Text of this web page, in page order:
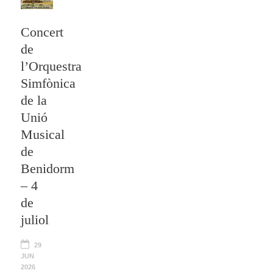
Concert
de
l’Orquestra
Simfònica
de la
Unió
Musical
de
Benidorm
– 4
de
juliol
29
JUN
2026